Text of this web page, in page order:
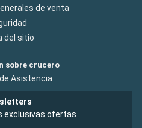
de venta
del sitio
sobre crucero
Asistencia
exclusivas ofertas